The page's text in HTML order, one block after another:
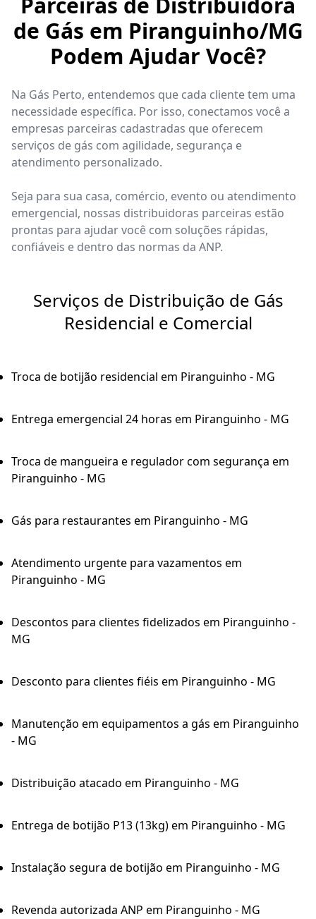
de Gás em Piranguinho/MG
Podem Ajudar Você?
Na Gás Perto, entendemos que cada cliente tem uma
necessidade específica. Por isso, conectamos você a
empresas parceiras cadastradas que oferecem
serviços de gás com agilidade, segurança e
atendimento personalizado.
Seja para sua casa, comércio, evento ou atendimento
emergencial, nossas distribuidoras parceiras estão
prontas para ajudar você com soluções rápidas,
confiáveis e dentro das normas da ANP.
Serviços de Distribuição de Gás
Residencial e Comercial
Troca de botijão residencial em Piranguinho - MG
Entrega emergencial 24 horas em Piranguinho - MG
Troca de mangueira e regulador com segurança em
Piranguinho - MG
Gás para restaurantes em Piranguinho - MG
Atendimento urgente para vazamentos em
Piranguinho - MG
Descontos para clientes fidelizados em Piranguinho -
MG
Desconto para clientes fiéis em Piranguinho - MG
Manutenção em equipamentos a gás em Piranguinho
- MG
Distribuição atacado em Piranguinho - MG
Entrega de botijão P13 (13kg) em Piranguinho - MG
Instalação segura de botijão em Piranguinho - MG
Revenda autorizada ANP em Piranguinho - MG